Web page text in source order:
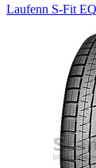
Laufenn S-Fit